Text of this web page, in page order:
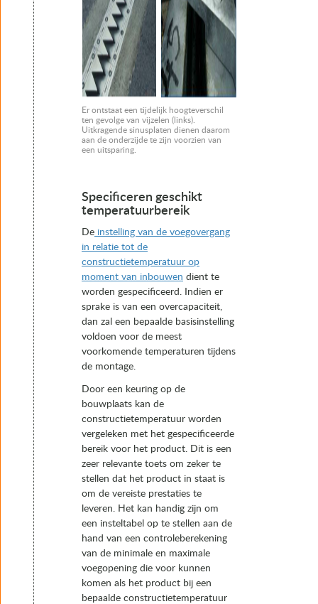
Er ontstaat een tijdelijk hoogteverschil
ten gevolge van vijzelen (links).
Uitkragende sinusplaten dienen daarom
aan de onderzijde te zijn voorzien van
een uitsparing.
Specificeren geschikt
temperatuurbereik
De instelling van de voegovergang
in relatie tot de
constructietemperatuur op
moment van inbouwen dient te
worden gespecificeerd. Indien er
sprake is van een overcapaciteit,
dan zal een bepaalde basisinstelling
voldoen voor de meest
voorkomende temperaturen tijdens
de montage.
Door een keuring op de
bouwplaats kan de
constructietemperatuur worden
vergeleken met het gespecificeerde
bereik voor het product. Dit is een
zeer relevante toets om zeker te
stellen dat het product in staat is
om de vereiste prestaties te
leveren. Het kan handig zijn om
een insteltabel op te stellen aan de
hand van een controleberekening
van de minimale en maximale
voegopening die voor kunnen
komen als het product bij een
bepaalde constructietemperatuur